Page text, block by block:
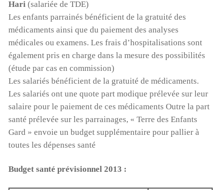
Hari (salariée de TDE)
Les enfants parrainés bénéficient de la gratuité des
médicaments ainsi que du paiement des analyses
médicales ou examens. Les frais d’hospitalisations sont
également pris en charge dans la mesure des possibilités
(étude par cas en commission)
Les salariés bénéficient de la gratuité de médicaments.
Les salariés ont une quote part modique prélevée sur leur
salaire pour le paiement de ces médicaments Outre la part
santé prélevée sur les parrainages, « Terre des Enfants
Gard » envoie un budget supplémentaire pour pallier à
toutes les dépenses santé
Budget santé prévisionnel 2013 :